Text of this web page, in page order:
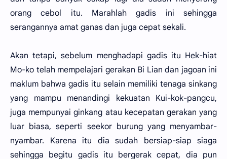
orang cebol itu. Marahlah gadis ini sehingga
serangannya amat ganas dan juga cepat sekali.
Akan tetapi, sebelum menghadapi gadis itu Hek-hiat
Mo-ko telah mempelajari gerakan Bi Lian dan jagoan ini
maklum bahwa gadis itu selain memiliki tenaga sinkang
yang mampu menandingi kekuatan Kui-kok-pangcu,
juga mempunyai ginkang atau kecepatan gerakan yang
luar biasa, seperti seekor burung yang menyambar-
nyambar. Karena itu dia sudah bersiap-siap siaga
sehingga begitu gadis itu bergerak cepat, dia pun